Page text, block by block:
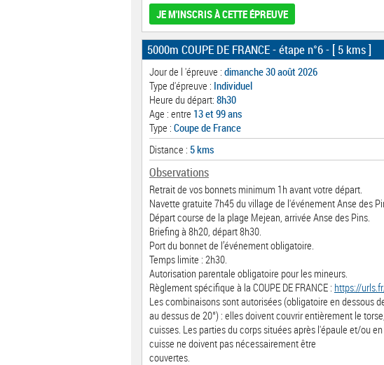
JE M'INSCRIS À CETTE ÉPREUVE
5000m COUPE DE FRANCE - étape n°6- [ 5 kms ]
Jour de l 'épreuve : dimanche 30 août 2026
Type d'épreuve : Individuel
Heure du départ: 8h30
Age : entre 13 et 99 ans
Type : Coupe de France
Distance : 5 kms
Observations
Retrait de vos bonnets minimum 1h avant votre départ.
Navette gratuite 7h45 du village de l'événement Anse des
Départ course de la plage Mejean, arrivée Anse des Pins.
Briefing à 8h20, départ 8h30.
Port du bonnet de l’événement obligatoire.
Temps limite : 2h30.
Autorisation parentale obligatoire pour les mineurs.
Règlement spécifique à la COUPE DE FRANCE : https://
Les combinaisons sont autorisées (obligatoire en dessous
au dessus de 20°) : elles doivent couvrir entièrement le
cuisses. Les parties du corps situées après l'épaule et/ou
cuisse ne doivent pas nécessairement être
couvertes.